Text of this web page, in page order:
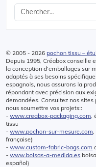
© 2005 - 2026 pochon tissu –
Depuis 1995, Créabox conseille
la conception d’emballages sur
adaptés à ses besoins
espagnols, nous assurons la
répondant avec précision aux
demandées. Consultez nos
nous soumettre vos projets::
- www.creabox-packaging.com,
tissu
- www.pochon-sur-mesure.com
française)
- www.custom-fabric-bags.com
- www.bolsas-a-medida.es
español)